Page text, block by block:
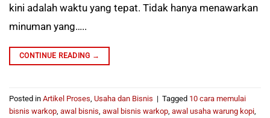
kini adalah waktu yang tepat. Tidak hanya menawarkan
minuman yang…..
CONTINUE READING →
Posted in Artikel Proses Usaha dan Bisnis | Tagged 10 cara memulai
bisnis warkop awal bisnis awal bisnis warkop awal usaha warung kopi